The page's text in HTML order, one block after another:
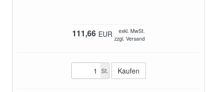
111,66 EUR
exkl. MwSt.
zzgl. Versand
St.